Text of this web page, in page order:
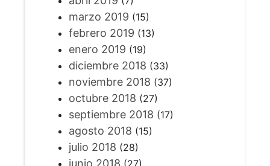
marzo 2019 (15)
febrero 2019 (13)
enero 2019 (19)
diciembre 2018 (33)
noviembre 2018 (37)
octubre 2018 (27)
septiembre 2018 (17)
agosto 2018 (15)
julio 2018 (28)
junio 2018